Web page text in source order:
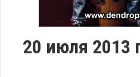
20 июля 2013